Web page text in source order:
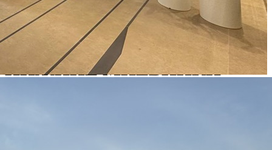
Аренда
Жилой дом
121542 - Г. МОСКВА,
НИЖНИЕ МНЁВНИКИ